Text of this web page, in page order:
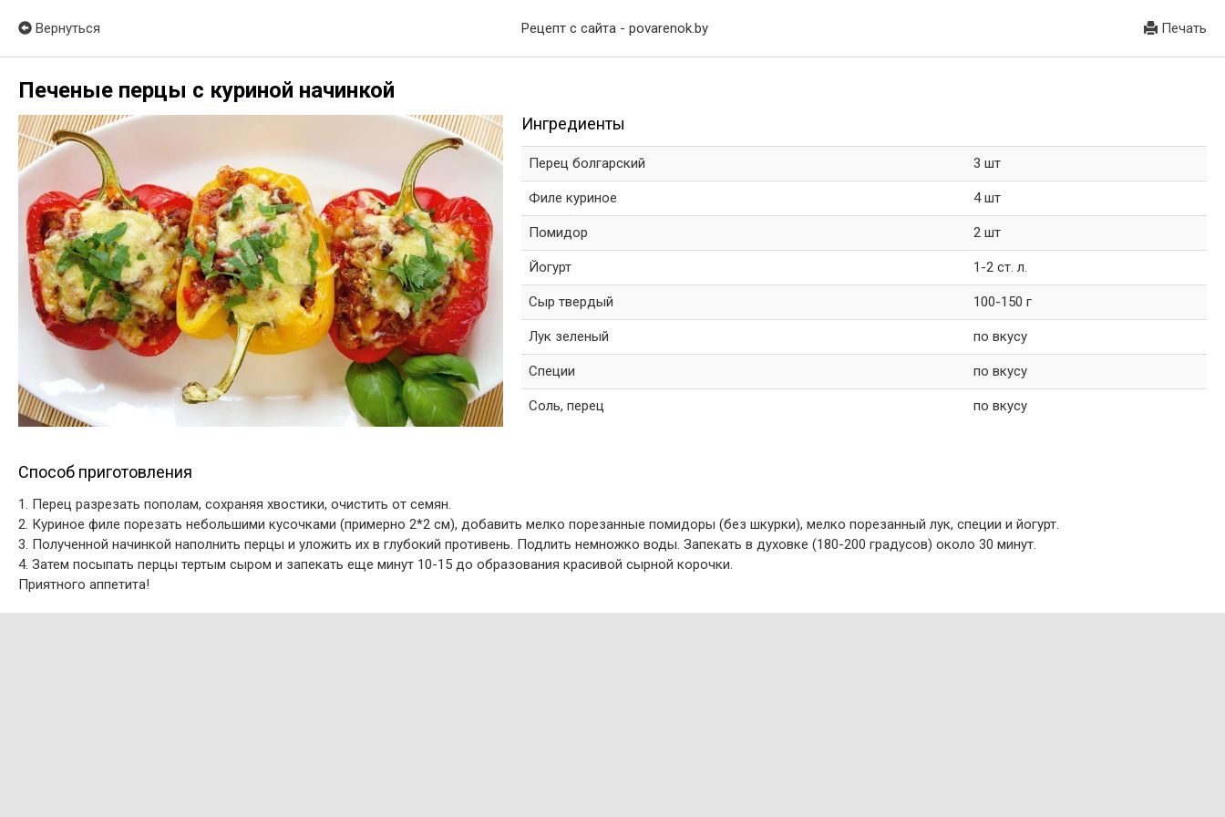
Вернуться Рецепт с сайта - povarenok.by Печать
Печеные перцы с куриной начинкой
Ингредиенты
Перец болгарский 3 шт
Филе куриное 4 шт
Помидор 2 шт
Йогурт 1-2 ст. л.
Сыр твердый 100-150 г
Лук зеленый по вкусу
Специи по вкусу
Соль, перец по вкусу
Способ приготовления
1. Перец разрезать пополам, сохраняя хвостики, очистить от семян.
2. Куриное филе порезать небольшими кусочками (примерно 2*2 см), добавить мелко порезанные помидоры (без шкурки), мелко порезанный лук, специи и йогурт.
3. Полученной начинкой наполнить перцы и уложить их в глубокий противень. Подлить немножко воды. Запекать в духовке (180-200 градусов) около 30 минут.
4. Затем посыпать перцы тертым сыром и запекать еще минут 10-15 до образования красивой сырной корочки.
Приятного аппетита!